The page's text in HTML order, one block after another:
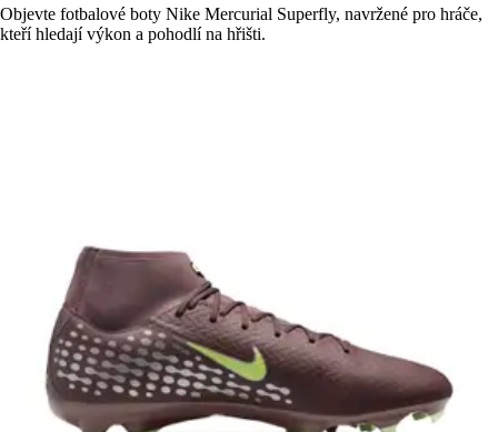
Objevte fotbalové boty Nike Mercurial Superfly, navržené pro hráče,
kteří hledají výkon a pohodlí na hřišti.